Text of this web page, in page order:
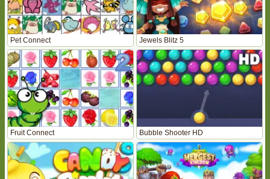
Pet Connect Jewels Blitz 5
Fruit Connect Bubble Shooter HD